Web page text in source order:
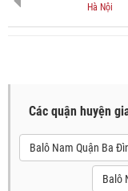
Hà Nội
Các quận huyện
Balô Nam Quận Ba
Balô